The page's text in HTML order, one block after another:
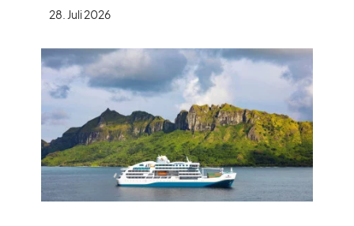
28. Juli 2026